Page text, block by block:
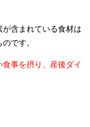
含まれている食材は
です。
事を摂り、産後ダイ